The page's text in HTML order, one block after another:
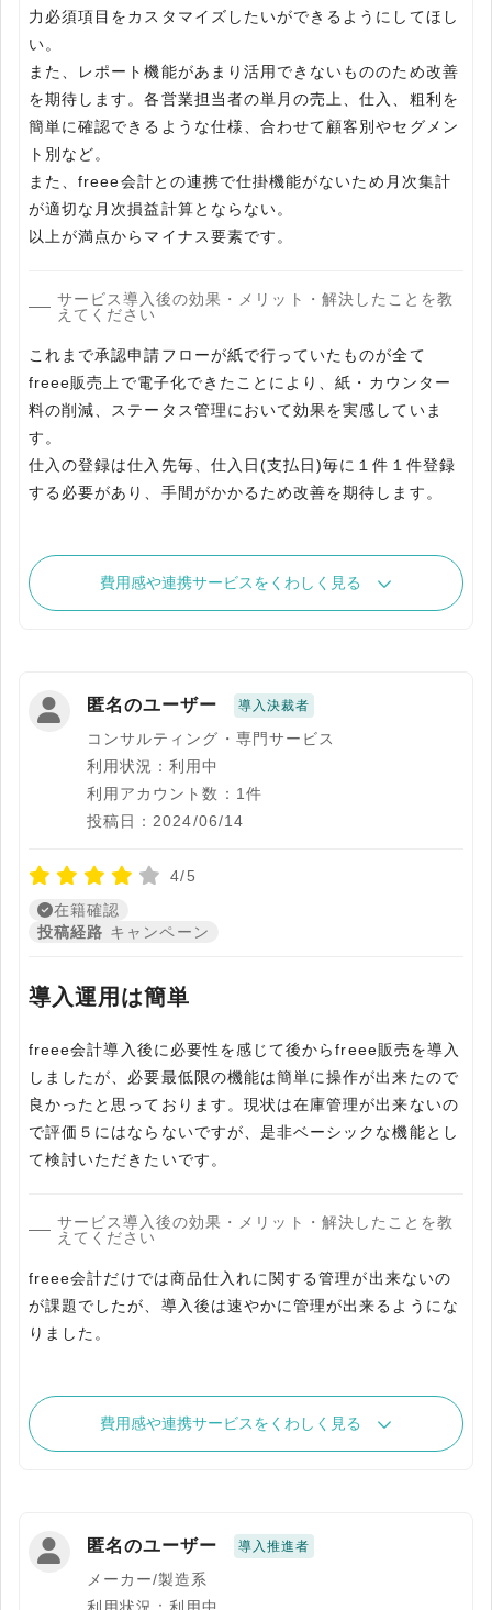
力必須項目をカスタマイズしたいができるようにしてほし
い。
また、レポート機能があまり活用できないもののため改善
を期待します。各営業担当者の単月の売上、仕入、粗利を
簡単に確認できるような仕様、合わせて顧客別やセグメン
ト別など。
また、freee会計との連携で仕掛機能がないため月次集計
が適切な月次損益計算とならない。
以上が満点からマイナス要素です。
サービス導入後の効果・メリット・解決したことを教
えてください
これまで承認申請フローが紙で行っていたものが全て
freee販売上で電子化できたことにより、紙・カウンター
料の削減、ステータス管理において効果を実感していま
す。
仕入の登録は仕入先毎、仕入日(支払日)毎に１件１件登録
する必要があり、手間がかかるため改善を期待します。
費用感や連携サービスをくわしく見る
匿名のユーザー 導入決裁者
コンサルティング・専門サービス
利用状況：利用中
利用アカウント数：1件
投稿日：2024/06/14
4/5
在籍確認
投稿経路 キャンペーン
導入運用は簡単
freee会計導入後に必要性を感じて後からfreee販売を導入
しましたが、必要最低限の機能は簡単に操作が出来たので
良かったと思っております。現状は在庫管理が出来ないの
で評価５にはならないですが、是非ベーシックな機能とし
て検討いただきたいです。
サービス導入後の効果・メリット・解決したことを教
えてください
freee会計だけでは商品仕入れに関する管理が出来ないの
が課題でしたが、導入後は速やかに管理が出来るようにな
りました。
費用感や連携サービスをくわしく見る
匿名のユーザー 導入推進者
メーカー/製造系